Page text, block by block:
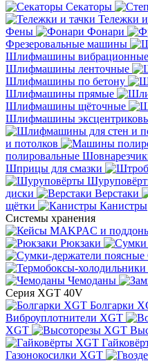
Секаторы
Тележки
Фены
Фонари
Фрезеровальные машины
Шлифмашины вибрационные
Шлифмашины ленточные
Шлифмашины по бетону
Шлифмашины прямые
Шлифмашины щёточные
Шлифмашины
и потолков
полировальные
Шприцы для смазки
диски
Верстаки
щётки
Канистры
Системы хранения
Рюкзаки
Чемоданы
Серия XGT 40V
Болгарки
Виброуплотнители XGT
XGT
Газонокосилки XGT